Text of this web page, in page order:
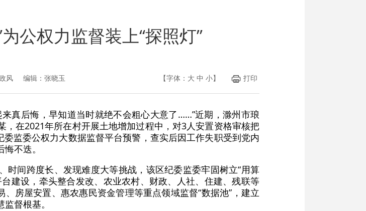
公权力监督装上“探照灯”
风 编辑：张晓玉 【字体： 大 中 小】 打印
真后悔，早知道当时就绝不会粗心大意了……”近期，滁州市琅
在2021年所在村开展土地增加过程中，对3人安置资格审核把
监委公权力大数据监督平台预警，查实后因工作失职受到党内
不迭。
时间跨度长、发现难度大等挑战，该区纪委监委牢固树立“用算
建设，牵头整合发改、农业农村、财政、人社、住建、残联等
房屋安置、惠农惠民资金管理等重点领域监督“数据池”，建立
督根基。